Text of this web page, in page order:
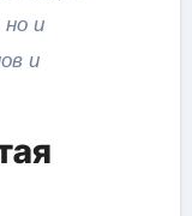
и
и